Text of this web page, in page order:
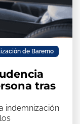
de Baremo
tras
indemnización